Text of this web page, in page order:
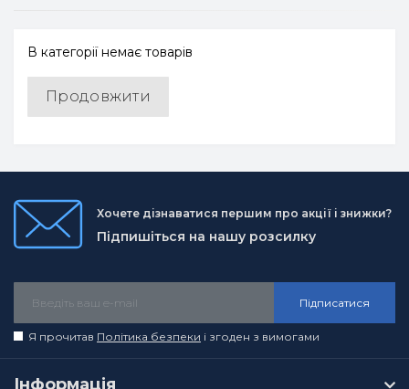
В категорії немає товарів
Продовжити
Хочете дізнаватися першим про акції і знижки?
Підпишіться на нашу розсилку
Підписатися
Я прочитав Політика безпеки і згоден з вимогами
Інформація